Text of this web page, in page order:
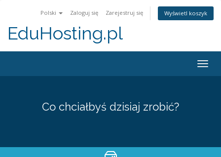
Polski Zaloguj się Zarejestruj się Wyświetl koszyk
EduHosting.pl
Co chciałbyś dzisiaj zrobić?